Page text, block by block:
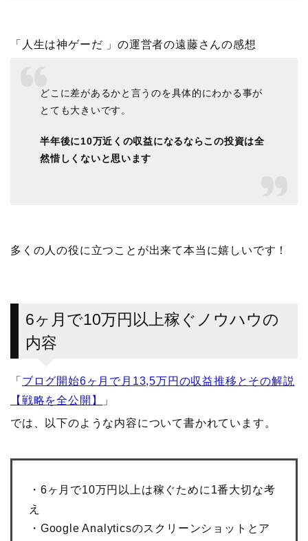
「人生は神ゲーだ 」の運営者の遠藤さんの感想
どこに差があるかと言うのを具体的にわかる事が
とても大きいです。
半年後に10万近くの収益になるならこの投資は全
然惜しくないと思います
多くの人の役に立つことが出来て本当に嬉しいです！
6ヶ月で10万円以上稼ぐノウハウの
内容
「 ブログ開始6ヶ月で月13,5万円の収益推移とその解説
【戦略を全公開】
」
では、以下のような内容について書かれています。
・6ヶ月で10万円以上は稼ぐために1番大切な考
え
・Google Analyticsのスクリーンショットとア